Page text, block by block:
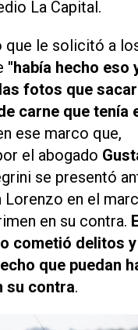
La Capital.
que le solicitó a
"había hecho eso
fotos que
carne que tenía
ese marco que,
el abogado
se presentó
Lorenzo en el
en su contra.
cometió delitos
que puedan
su contra.